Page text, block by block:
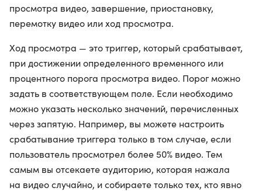
просмотра видео, завершение, приостановку,
перемотку видео или ход просмотра.
Ход просмотра — это триггер, который срабатывает,
при достижении определенного временного или
процентного порога просмотра видео. Порог можно
задать в соответствующем поле. Если необходимо
можно указать несколько значений, перечисленных
через запятую. Например, вы можете настроить
срабатывание триггера только в том случае, если
пользователь просмотрел более 50% видео. Тем
самым вы отсекаете аудиторию, которая нажала
на видео случайно, и собираете только тех, кто явно